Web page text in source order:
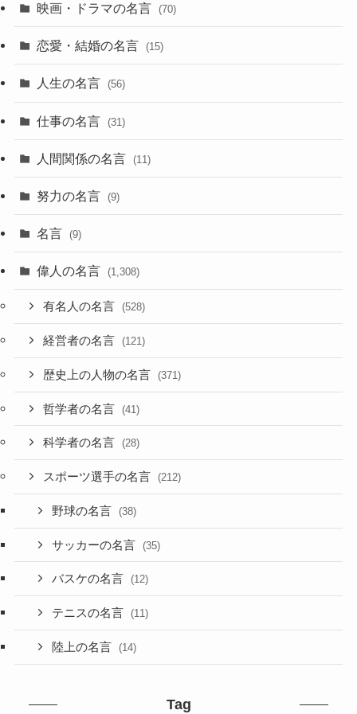
映画・ドラマの名言 (70)
恋愛・結婚の名言 (15)
人生の名言 (56)
仕事の名言 (31)
人間関係の名言 (11)
努力の名言 (9)
名言 (9)
偉人の名言 (1,308)
有名人の名言 (528)
経営者の名言 (121)
歴史上の人物の名言 (371)
哲学者の名言 (41)
科学者の名言 (28)
スポーツ選手の名言 (212)
野球の名言 (38)
サッカーの名言 (35)
バスケの名言 (12)
テニスの名言 (11)
陸上の名言 (14)
Tag